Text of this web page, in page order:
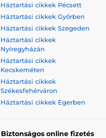
Háztartási cikkek Pécsett
Háztartási cikkek Győrben
Háztartási cikkek Szegeden
Háztartási cikkek
Nyíregyházán
Háztartási cikkek
Kecskeméten
Háztartási cikkek
Székesfehérváron
Háztartási cikkek Egerben
Biztonságos online fizetés